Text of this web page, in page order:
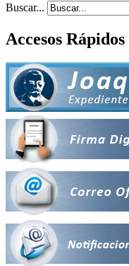
Buscar...
Accesos Rápidos